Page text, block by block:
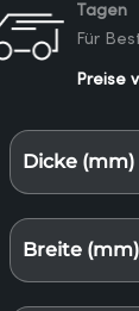
Tagen
Für
Preise
Dicke (mm)
Breite (mm)